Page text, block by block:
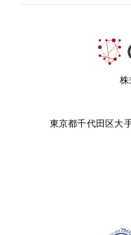
株
東京都千代田区大